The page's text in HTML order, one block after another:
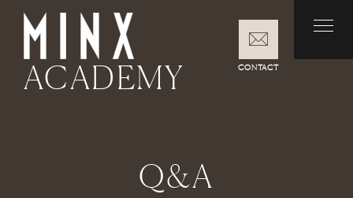
ACADEMY CONTACT
Q&A